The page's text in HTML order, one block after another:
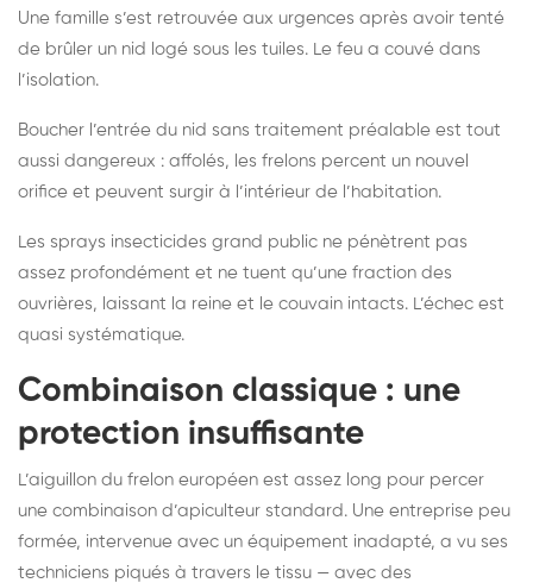
Une famille s’est retrouvée aux urgences après avoir tenté
de brûler un nid logé sous les tuiles. Le feu a couvé dans
l’isolation.
Boucher l’entrée du nid sans traitement préalable est tout
aussi dangereux : affolés, les frelons percent un nouvel
orifice et peuvent surgir à l’intérieur de l’habitation.
Les sprays insecticides grand public ne pénètrent pas
assez profondément et ne tuent qu’une fraction des
ouvrières, laissant la reine et le couvain intacts. L’échec est
quasi systématique.
Combinaison classique : une
protection insuffisante
L’aiguillon du frelon européen est assez long pour percer
une combinaison d’apiculteur standard. Une entreprise peu
formée, intervenue avec un équipement inadapté, a vu ses
techniciens piqués à travers le tissu — avec des